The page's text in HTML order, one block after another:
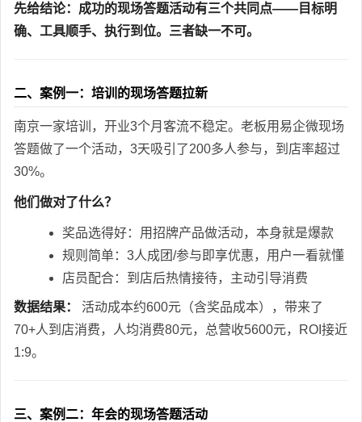
先给结论：成功的现场答题活动有三个共同点——目标明
确、工具顺手、执行到位。三者缺一不可。
二、案例一：培训的现场答题拉新
南京一家培训，开业3个月客流不稳定。老板用易企微现场
答题做了一个活动，3天吸引了200多人参与，到店率超过
30%。
他们做对了什么？
奖品选得好：用招牌产品做活动，本身就是爆款
规则简单：3人成团/参与即享优惠，用户一看就懂
店员配合：到店后热情接待，主动引导消费
数据结果：
活动成本约600元（含奖品成本），带来了
70+人到店消费，人均消费80元，总营收5600元，ROI接近
1:9。
三、案例二：年会的现场答题活动